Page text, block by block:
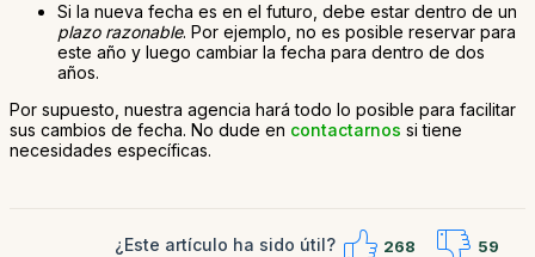
Si la nueva fecha es en el futuro, debe estar dentro de un
plazo razonable. Por ejemplo, no es posible reservar para
este año y luego cambiar la fecha para dentro de dos
años.
Por supuesto, nuestra agencia hará todo lo posible para facilitar
sus cambios de fecha. No dude en contactarnos si tiene
necesidades específicas.
¿Este artículo ha sido útil? 268 59